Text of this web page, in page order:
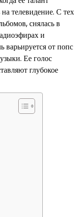
телевидение. С тех
снялась в
и
от попс
Ее голос
глубокое